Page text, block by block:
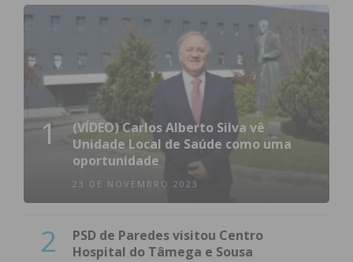
1
(VÍDEO) Carlos Alberto Silva vê
Unidade Local de Saúde como uma
oportunidade
23 DE NOVEMBRO 2023
2
PSD de Paredes visitou Centro
Hospital do Tâmega e Sousa